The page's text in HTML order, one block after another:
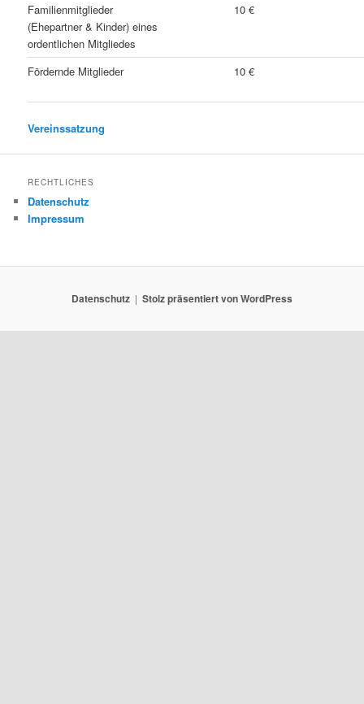
Familienmitglieder
(Ehepartner & Kinder) eines
ordentlichen Mitgliedes
10 €
Fördernde Mitglieder 10 €
Vereinssatzung
RECHTLICHES
Datenschutz
Impressum
Datenschutz Stolz präsentiert von WordPress